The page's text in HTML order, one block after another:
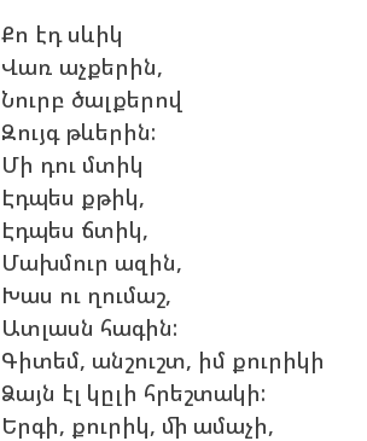
Քո էդ սևիկ
Վառ աչքերին,
Նուրբ ծալքերով
Զույգ թևերին:
Մի դու մտիկ
Էդպես քթիկ,
Էդպես ճտիկ,
Մախմուր ազին,
Խաս ու ղումաշ,
Ատլասն հագին:
Գիտեմ, անշուշտ, իմ քուրիկի
Ձայն էլ կըլի հրեշտակի:
Երգի, քուրիկ, մի ամաչի,